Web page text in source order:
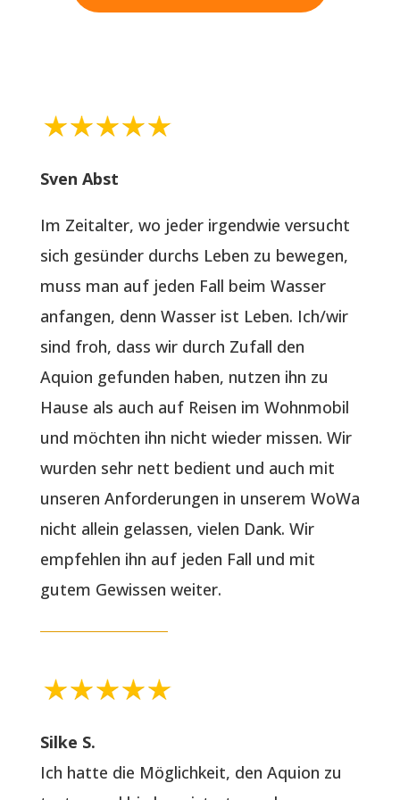
Sven Abst
Im Zeitalter, wo jeder irgendwie versucht
sich gesünder durchs Leben zu bewegen,
muss man auf jeden Fall beim Wasser
anfangen, denn Wasser ist Leben. Ich/wir
sind froh, dass wir durch Zufall den
Aquion gefunden haben, nutzen ihn zu
Hause als auch auf Reisen im Wohnmobil
und möchten ihn nicht wieder missen. Wir
wurden sehr nett bedient und auch mit
unseren Anforderungen in unserem WoWa
nicht allein gelassen, vielen Dank. Wir
empfehlen ihn auf jeden Fall und mit
gutem Gewissen weiter.
Silke S.
Ich hatte die Möglichkeit, den Aquion zu